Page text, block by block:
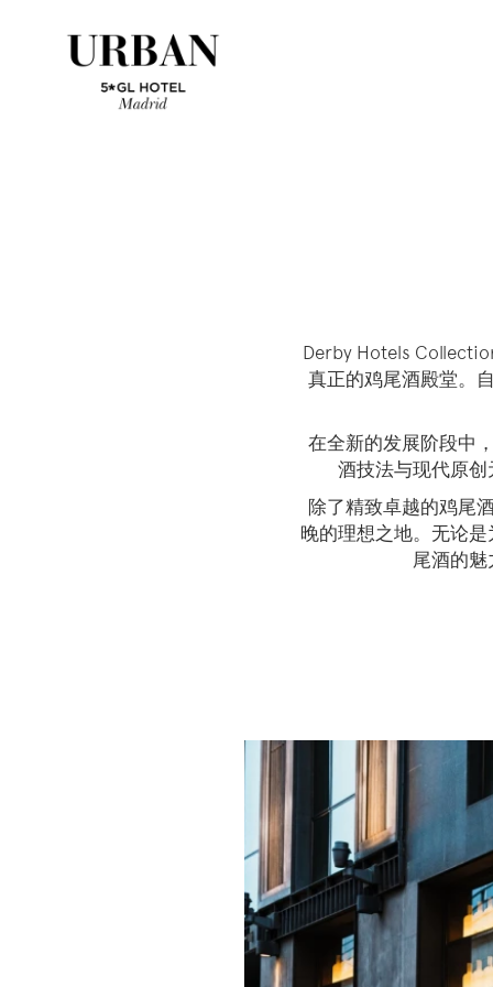
Derby Hotels
真正的鸡尾酒殿堂。
在全新的发展阶段中
酒技法与现代原
除了精致卓越的鸡尾
晚的理想之地。无论
尾酒的魅